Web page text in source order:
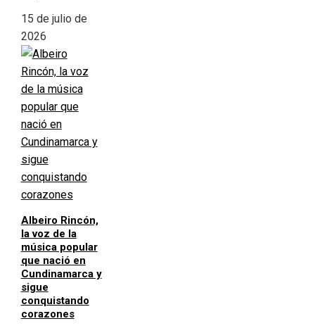
15 de julio de
2026
Albeiro Rincón,
la voz de la
música popular
que nació en
Cundinamarca y
sigue
conquistando
corazones